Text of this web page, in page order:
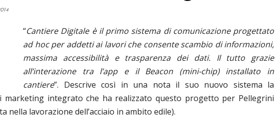
“Cantiere Digitale è il primo sistema di comunicazione progettato
ad hoc per addetti ai lavori che consente scambio di informazioni,
massima accessibilità e trasparenza dei dati. Il tutto grazie
all’interazione tra l’app e il Beacon (mini-chip) installato in
cantiere”. Descrive così in una nota il suo nuovo sistema la
marketing integrato che ha realizzato questo progetto per Pellegrini
nella lavorazione dell’acciaio in ambito edile).